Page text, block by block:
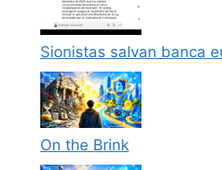
Sionistas salvan banca
On the Brink